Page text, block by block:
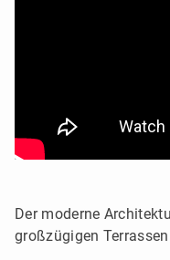
Der moderne
großzügigen